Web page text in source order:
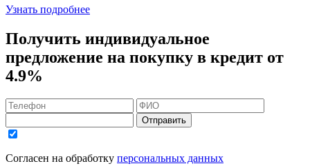
Узнать подробнее
Получить индивидуальное
предложение на покупку в кредит от
4.9%
Отправить
Согласен на обработку персональных данных